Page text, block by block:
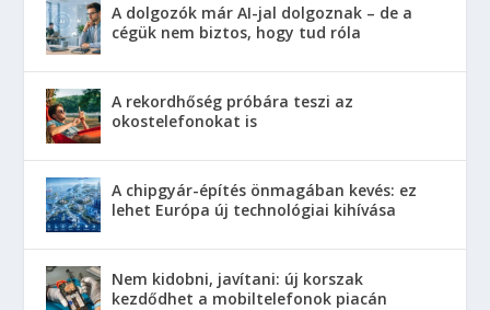
A dolgozók már AI-jal dolgoznak – de a
cégük nem biztos, hogy tud róla
A rekordhőség próbára teszi az
okostelefonokat is
A chipgyár-építés önmagában kevés: ez
lehet Európa új technológiai kihívása
Nem kidobni, javítani: új korszak
kezdődhet a mobiltelefonok piacán